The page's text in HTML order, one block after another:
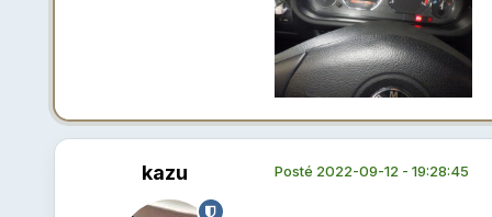
kazu Posté 2022-09-12 - 19:28:45